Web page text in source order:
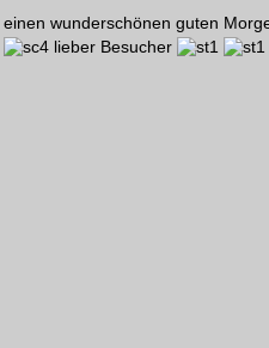
einen wunderschönen guten
lieber Besucher